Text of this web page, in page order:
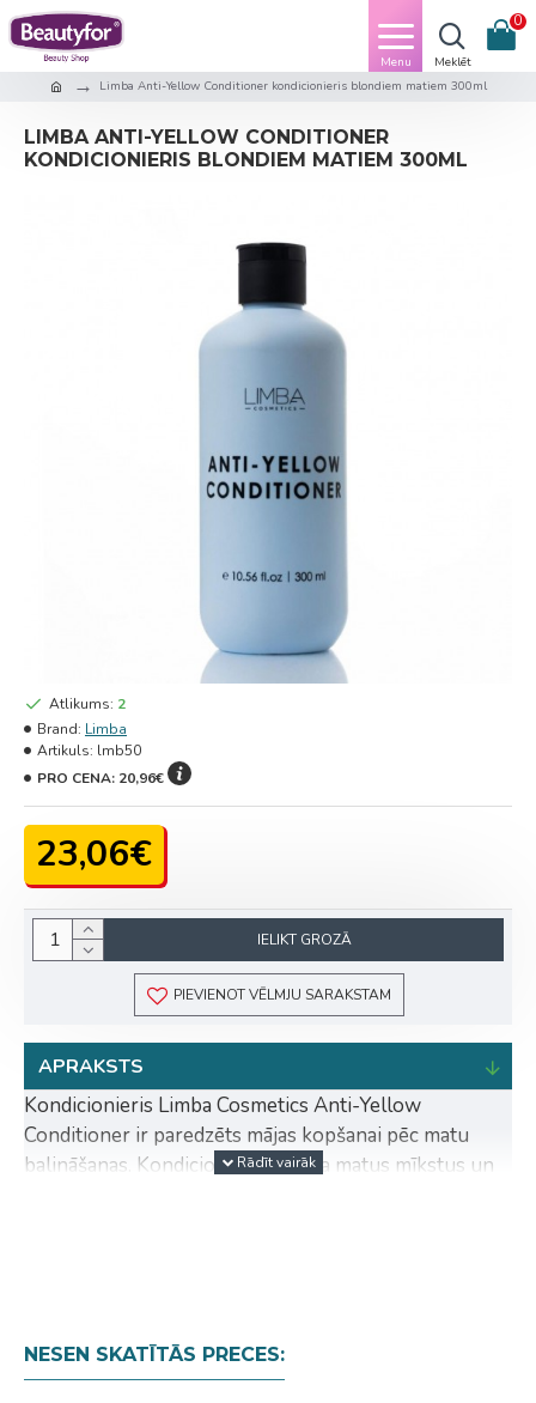
0
Limba Anti-Yellow Conditioner kondicionieris blondiem matiem 300ml
LIMBA ANTI-YELLOW CONDITIONER
KONDICIONIERIS BLONDIEM MATIEM 300ML
23,06€
Atlikums: 2
Brand: Limba
Artikuls: lmb50
PRO CENA: 20,96€
IELIKT GROZĀ
PIEVIENOT VĒLMJU SARAKSTAM
APRAKSTS
Kondicionieris Limba Cosmetics Anti-Yellow
Conditioner ir paredzēts mājas kopšanai pēc matu
balināšanas. Kondicionieris padara matus mīkstus un
Aminoskābju komplekss PRODEW ® 400
NESEN SKATĪTĀS PRECES: